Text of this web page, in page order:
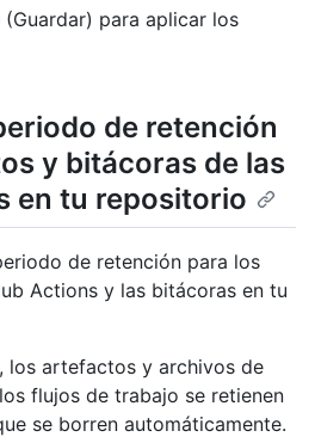
(Guardar) para aplicar los
de retención
y bitácoras de las
en tu repositorio
de retención para los
Actions y las bitácoras en tu
los artefactos y archivos de
flujos de trabajo se retienen
se borren automáticamente.